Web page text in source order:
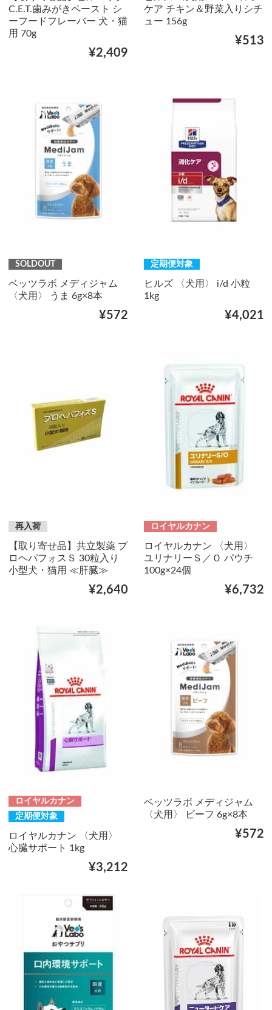
C.E.T.歯みがきペースト シ
ーフードフレーバー 犬・猫
用 70g
¥2,409
ケア チキン＆野菜入りシチ
ュー 156g
¥513
SOLDOUT
ベッツラボ メディジャム
〈犬用〉 うま 6g×8本
¥572
定期便対象
ヒルズ 〈犬用〉 i/d 小粒
1kg
¥4,021
再入荷
【取り寄せ品】共立製薬 プ
ロヘパフォスＳ 30粒入り
小型犬・猫用 ≪肝臓≫
¥2,640
ロイヤルカナン
ロイヤルカナン 〈犬用〉
ユリナリーＳ／Ｏ パウチ
100g×24個
¥6,732
ロイヤルカナン
定期便対象
ロイヤルカナン 〈犬用〉
心臓サポート 1kg
¥3,212
ベッツラボ メディジャム
〈犬用〉 ビーフ 6g×8本
¥572